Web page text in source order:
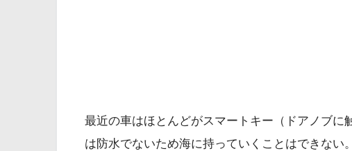
最近の車はほとんどがスマートキー（ドアノブに
は防水でないため海に持っていくことはできない